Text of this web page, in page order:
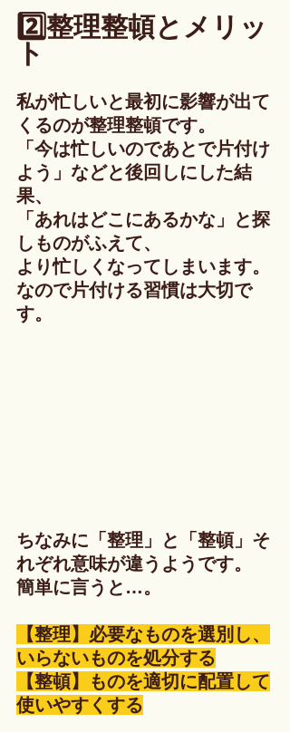
2️⃣整理整頓とメリッ
ト
私が忙しいと最初に影響が出て
くるのが整理整頓です。
「今は忙しいのであとで片付け
よう」などと後回しにした結
果、
「あれはどこにあるかな」と探
しものがふえて、
より忙しくなってしまいます。
なので片付ける習慣は大切で
す。
ちなみに「整理」と「整頓」そ
れぞれ意味が違うようです。
簡単に言うと…。
【整理】必要なものを選別し、
いらないものを処分する
【整頓】ものを適切に配置して
使いやすくする